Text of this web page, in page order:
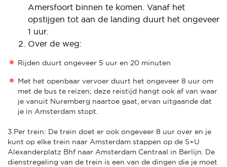
Amersfoort binnen te komen. Vanaf het
opstijgen tot aan de landing duurt het ongeveer
1 uur.
Over de weg:
Rijden duurt ongeveer 5 uur en 20 minuten
Met het openbaar vervoer duurt het ongeveer 8 uur om
met de bus te reizen; deze reistijd hangt ook af van waar
je vanuit Nuremberg naartoe gaat, ervan uitgaande dat
je in Amsterdam stopt.
3.Per trein: De trein doet er ook ongeveer 8 uur over en je
kunt op elke trein naar Amsterdam stappen op de S+U
Alexanderplatz Bhf naar Amsterdam Centraal in Berlijn. De
dienstregeling van de trein is een van de dingen die je moet